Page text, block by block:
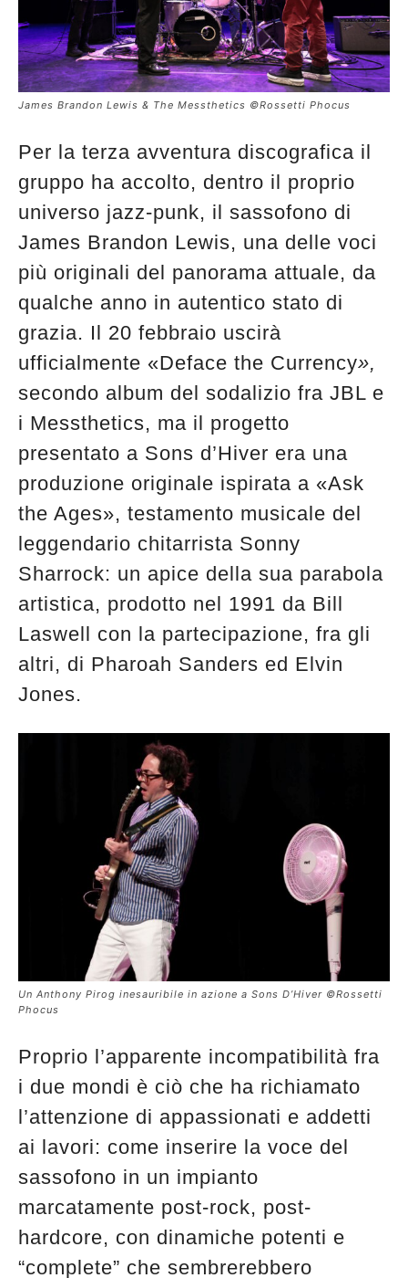
James Brandon Lewis & The Messthetics ©Rossetti Phocus
Per la terza avventura discografica il
gruppo ha accolto, dentro il proprio
universo jazz-punk, il sassofono di
James Brandon Lewis, una delle voci
più originali del panorama attuale, da
qualche anno in autentico stato di
grazia. Il 20 febbraio uscirà
ufficialmente «Deface the Currency»,
secondo album del sodalizio fra JBL e
i Messthetics, ma il progetto
presentato a Sons d’Hiver era una
produzione originale ispirata a «Ask
the Ages», testamento musicale del
leggendario chitarrista Sonny
Sharrock: un apice della sua parabola
artistica, prodotto nel 1991 da Bill
Laswell con la partecipazione, fra gli
altri, di Pharoah Sanders ed Elvin
Jones.
Un Anthony Pirog inesauribile in azione a Sons D’Hiver ©Rossetti
Phocus
Proprio l’apparente incompatibilità fra
i due mondi è ciò che ha richiamato
l’attenzione di appassionati e addetti
ai lavori: come inserire la voce del
sassofono in un impianto
marcatamente post-rock, post-
hardcore, con dinamiche potenti e
“complete” che sembrerebbero